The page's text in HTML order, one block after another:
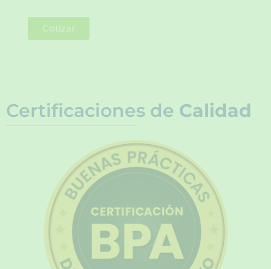
Cotizar
Certificaciones de Calidad